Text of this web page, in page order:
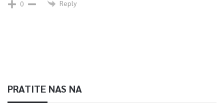
0 Reply
PRATITE NAS NA